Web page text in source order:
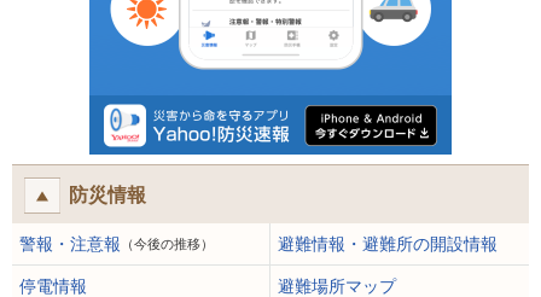
防災情報
警報・注意報 （今後の推移） 避難情報・避難所の開設情報
停電情報
避難場所マップ